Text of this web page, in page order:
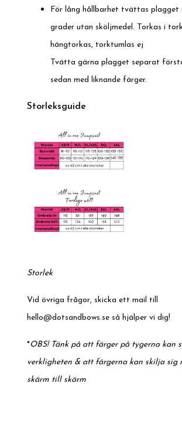
För lång hållbarhet tvättas plagget
grader utan sköljmedel. Torkas i
hängtorkas, torktumlas ej
Tvätta gärna plagget separat
sedan med liknande färger.
Storleksguide
Storlek
Vid övriga frågor, skicka ett mail till
hello@dotsandbows.se så hjälper vi dig!
*OBS! Tänk på att färger på tygerna kan
verkligheten & att färgerna kan skilja sig
skärm till skärm